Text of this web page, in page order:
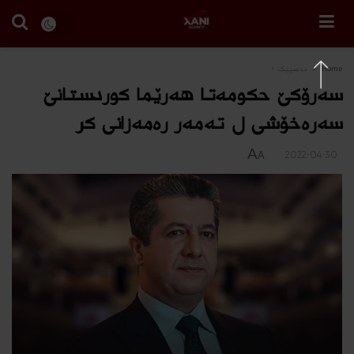
Home دەسپێک ١
سەرۆکێ حکومەتا هەرێما کوردستانێ
سەرەخۆشی ل تەمەر رەمەزانی كر
2022-04-30
A
A